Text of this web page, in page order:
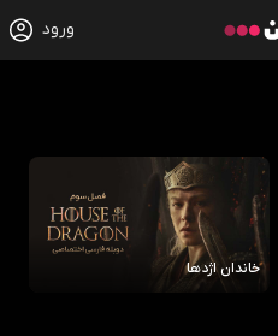
ورود
خاندان اژدها